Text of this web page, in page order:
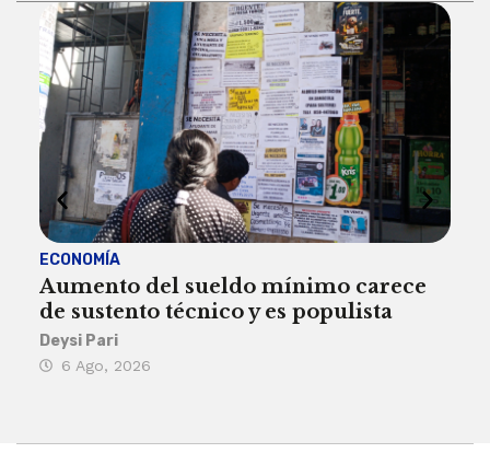
ECONOMÍA
Aumento del sueldo mínimo carece
de sustento técnico y es populista
Deysi Pari
6 Ago, 2026